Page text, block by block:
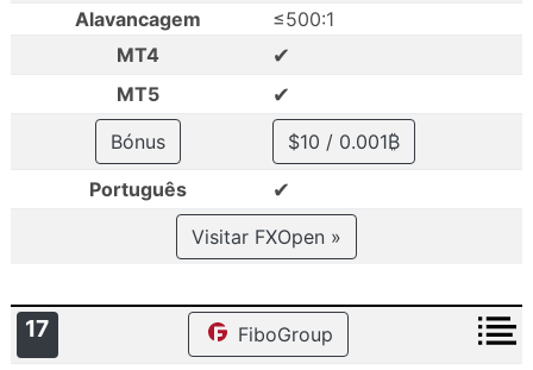
Alavancagem
≤500:1
MT4
✔
MT5 ✔
Bónus
$10 / 0.001₿
Português
✔
Visitar FXOpen »
17
FiboGroup